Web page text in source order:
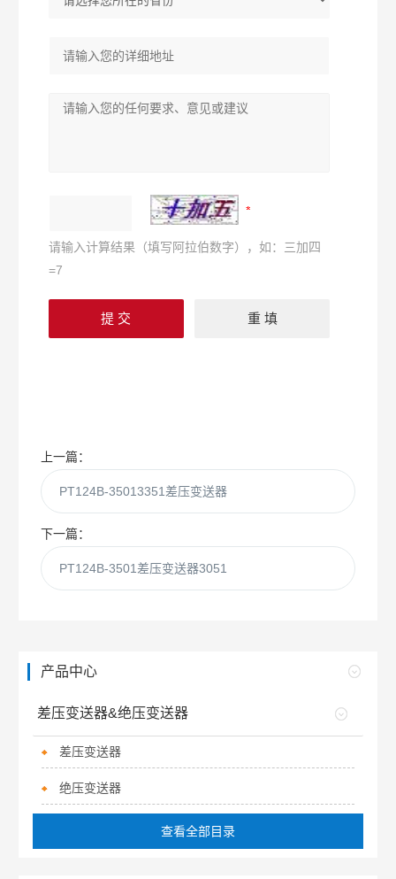
请输入计算结果（填写阿拉伯数字），如：三加四
=7
上一篇：
PT124B-35013351差压变送器
下一篇：
PT124B-3501差压变送器3051
产品中心
差压变送器&绝压变送器
差压变送器
绝压变送器
查看全部目录